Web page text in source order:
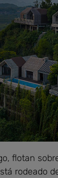
flotan
rodeado